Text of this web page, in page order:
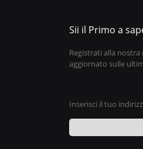
Sii il Primo a
Registrati alla
aggiornato sulle
Inserisci il tuo